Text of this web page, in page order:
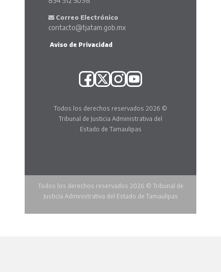
Correo Electrónico
contacto@tjatam.gob.mx
Aviso de Privacidad
Todos los derechos reservados 2026 ©
Tribunal de Justicia Administrativa del
Estado de Tamaulipas
Todos los derechos reservados 2026 © Tribunal de
Justicia Administrativa del Estado de Tamaulipas